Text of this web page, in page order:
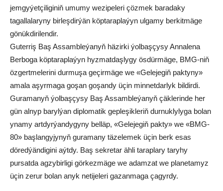
jemgyýetçiliginiň umumy wezipeleri çözmek baradaky
tagallalaryny birleşdirýän köptaraplaýyn ulgamy berkitmäge
gönükdirilendir.
Guterriş Baş Assambleýanyň häzirki ýolbaşçysy Annalena
Berboga köptaraplaýyn hyzmatdaşlygy ösdürmäge, BMG-niň
özgertmelerini durmuşa geçirmäge we «Gelejegiň paktyny»
amala aşyrmaga goşan goşandy üçin minnetdarlyk bildirdi.
Guramanyň ýolbaşçysy Baş Assambleýanyň çäklerinde her
gün alnyp barylýan diplomatik gepleşikleriň durnuklylyga bolan
ynamy artdyrýandygyny belläp, «Gelejegiň pakty» we «BMG-
80» başlangyjynyň guramany täzelemek üçin berk esas
döredýändigini aýtdy. Baş sekretar ähli taraplary taryhy
pursatda agzybirligi görkezmäge we adamzat we planetamyz
üçin zerur bolan anyk netijeleri gazanmaga çagyrdy.